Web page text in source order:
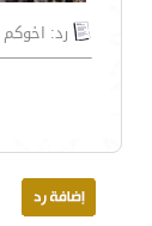
رد: اخوكم